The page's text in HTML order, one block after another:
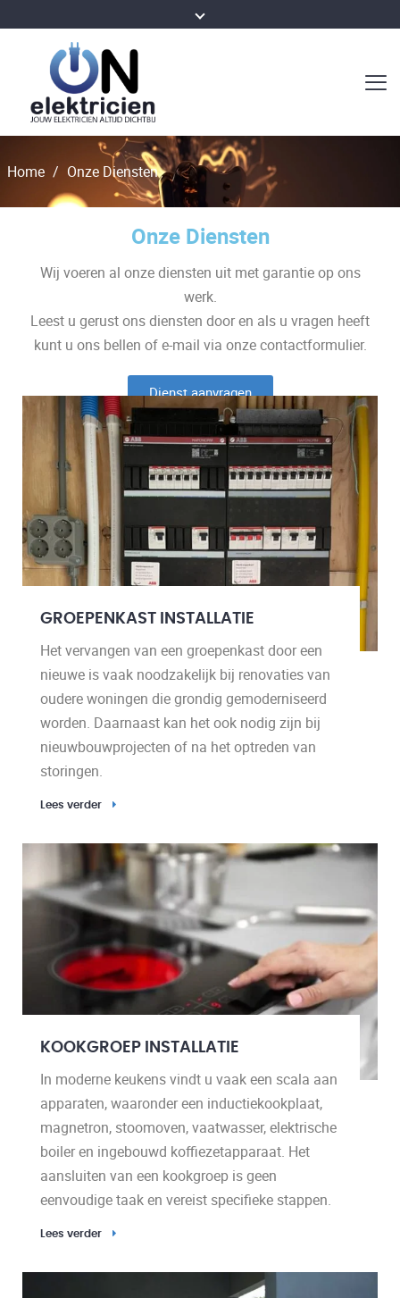
Home / Onze Diensten
Onze Diensten
Wij voeren al onze diensten uit met garantie op ons
werk.
Leest u gerust ons diensten door en als u vragen heeft
kunt u ons bellen of e-mail via onze contactformulier.
Dienst aanvragen
GROEPENKAST INSTALLATIE
Het vervangen van een groepenkast door een
nieuwe is vaak noodzakelijk bij renovaties van
oudere woningen die grondig gemoderniseerd
worden. Daarnaast kan het ook nodig zijn bij
nieuwbouwprojecten of na het optreden van
storingen.
Lees verder
KOOKGROEP INSTALLATIE
In moderne keukens vindt u vaak een scala aan
apparaten, waaronder een inductiekookplaat,
magnetron, stoomoven, vaatwasser, elektrische
boiler en ingebouwd koffiezetapparaat. Het
aansluiten van een kookgroep is geen
eenvoudige taak en vereist specifieke stappen.
Lees verder